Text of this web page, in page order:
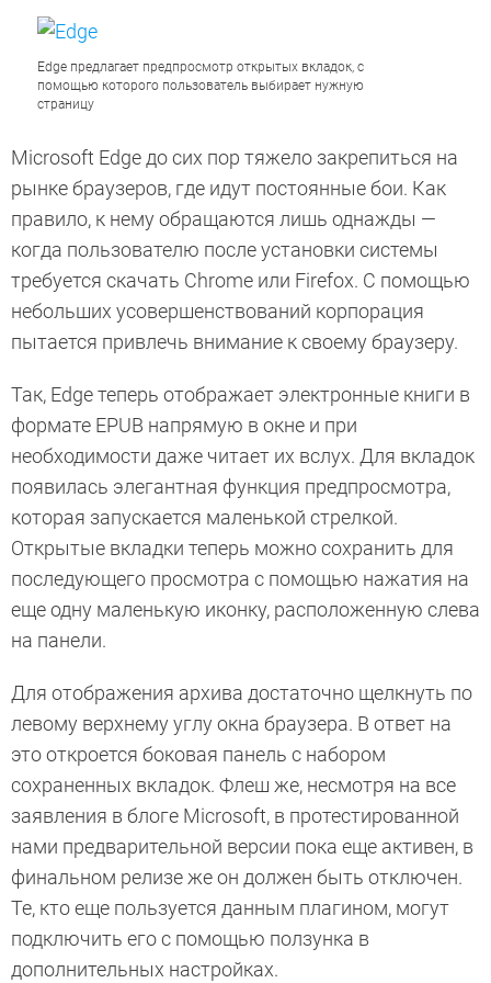
Edge предлагает предпросмотр открытых вкладок, с
помощью которого пользователь выбирает нужную
страницу
Microsoft Edge до сих пор тяжело закрепиться на
рынке браузеров, где идут постоянные бои. Как
правило, к нему обращаются лишь однажды —
когда пользователю после установки системы
требуется скачать Chrome или Firefox. С помощью
небольших усовершенствований корпорация
пытается привлечь внимание к своему браузеру.
Так, Edge теперь отображает электронные книги в
формате EPUB напрямую в окне и при
необходимости даже читает их вслух. Для вкладок
появилась элегантная функция предпросмотра,
которая запускается маленькой стрелкой.
Открытые вкладки теперь можно сохранить для
последующего просмотра с помощью нажатия на
еще одну маленькую иконку, расположенную слева
на панели.
Для отображения архива достаточно щелкнуть по
левому верхнему углу окна браузера. В ответ на
это откроется боковая панель с набором
сохраненных вкладок. Флеш же, несмотря на все
заявления в блоге Microsoft, в протестированной
нами предварительной версии пока еще активен, в
финальном релизе же он должен быть отключен.
Те, кто еще пользуется данным плагином, могут
подключить его с помощью ползунка в
дополнительных настройках.